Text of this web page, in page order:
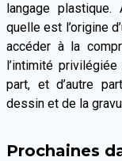
langage
quelle est l’origine
accéder à la
l’intimité
part, et d’autre
dessin et de la
Prochaines